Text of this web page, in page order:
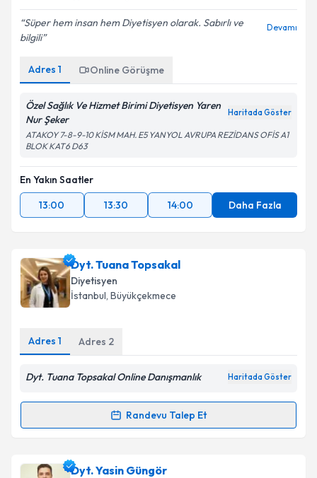
Süper hem insan hem Diyetisyen olarak. Sabırlı ve
bilgili
Devamı
Adres 1 Online Görüşme
Özel Sağlık Ve Hizmet Birimi Diyetisyen Yaren
Nur Şeker
Haritada Göster
ATAKOY 7-8-9-10 KİSM MAH. E5 YANYOL AVRUPA REZİDANS OFİS A1
BLOK KAT6 D63
En Yakın Saatler
13:00
13:30 14:00 Daha Fazla
Dyt. Tuana Topsakal
Diyetisyen
İstanbul, Büyükçekmece
Adres 1 Adres 2
Dyt. Tuana Topsakal Online Danışmanlık Haritada Göster
Randevu Talep Et
Randevu Takvimi Talebi
Dyt. Tuana Topsakaliçin randevu takvimi talebi
Dyt. Yasin Güngör